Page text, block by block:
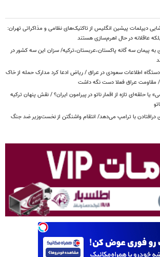
دیپلمات پیشین انگلیس از تاکتیک‌های نظامی و مذاکراتی تهران:
بلکه عاقلانه در حال اهرم‌سازی هستند
پیمان سه گانه پاکستان،عربستان،ترکیه/ سزان این سه کشور در
اطلاعات سعودی در عراق / ریاض ادعا کرد مدارک حمله از خاک
/ مقاومت عراق فعلا دست نگه داشت
یا حلقه‌ای تازه از اقمار ناتو در پیرامون ایران؟ / نقش پنهان ترکیه
درافتادن با ترامپ می‌دهد/ انتقام واشنگتن از نخست‌وزیر ضد جنگ